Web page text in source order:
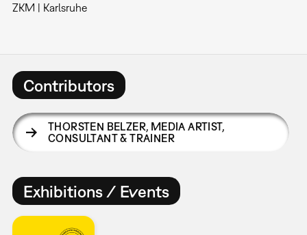
ZKM | Karlsruhe
Contributors
THORSTEN BELZER, MEDIA ARTIST,
CONSULTANT & TRAINER
Exhibitions / Events